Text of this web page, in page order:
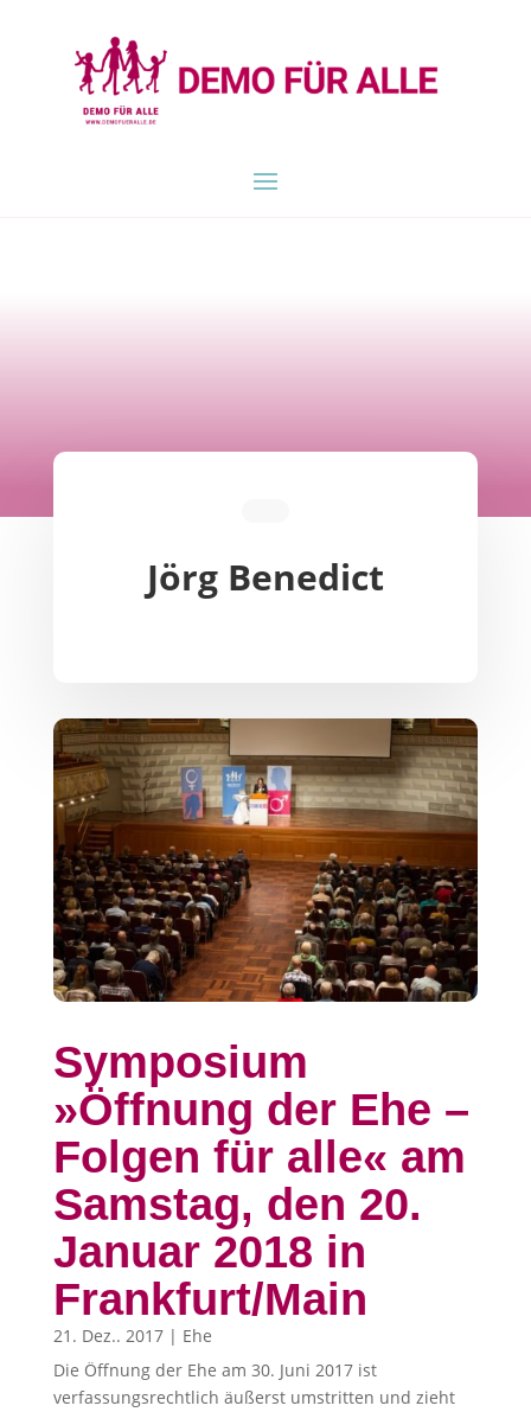
Jörg Benedict
Symposium
»Öffnung der Ehe –
Folgen für alle« am
Samstag, den 20.
Januar 2018 in
Frankfurt/Main
21. Dez.. 2017| Ehe
Die Öffnung der Ehe am 30. Juni 2017 ist
verfassungsrechtlich äußerst umstritten und zieht